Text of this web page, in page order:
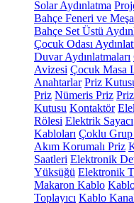
Solar Aydınlatma
Bahçe Feneri ve
Bahçe Set Üstü
Çocuk Odası
Duvar Aydınlatmaları
Avizesi Çocuk Masa
Anahtarlar Priz
Priz Nümeris Priz Priz
Kutusu Kontaktör
Rölesi Elektrik Sayacı
Kabloları Çoklu
Akım Korumalı Priz
Saatleri Elektronik
Yüksüğü Elektronik
Makaron Kablo
Toplayıcı Kablo